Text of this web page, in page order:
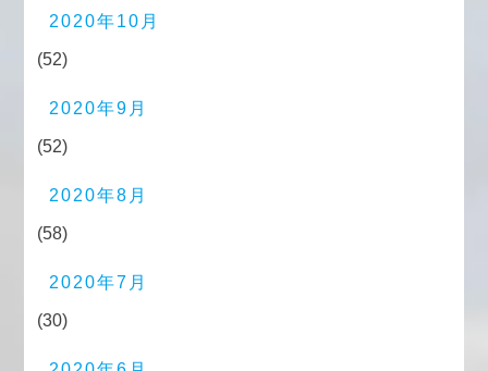
2020年10月
(52)
2020年9月
(52)
2020年8月
(58)
2020年7月
(30)